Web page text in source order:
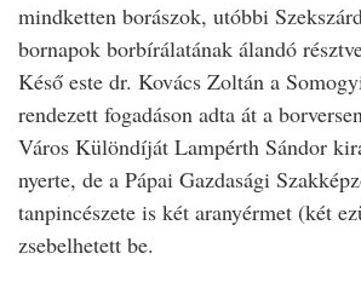
mindketten borászok, utóbbi
bornapok borbírálatának álandó
Késő este dr. Kovács Zoltán a
rendezett fogadáson adta át a
Város Különdíját Lampérth Sándor
nyerte, de a Pápai Gazdasági
tanpincészete is két aranyérmet (két
zsebelhetett be.